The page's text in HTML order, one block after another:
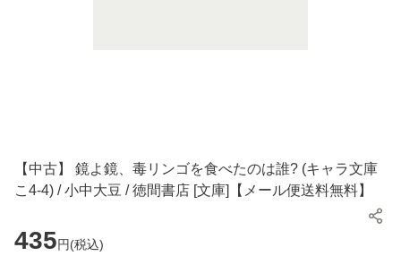
【中古】 鏡よ鏡、毒リンゴを食べたのは誰? (キャラ文庫
こ4-4) / 小中大豆 / 徳間書店 [文庫]【メール便送料無料】
435円(税込)